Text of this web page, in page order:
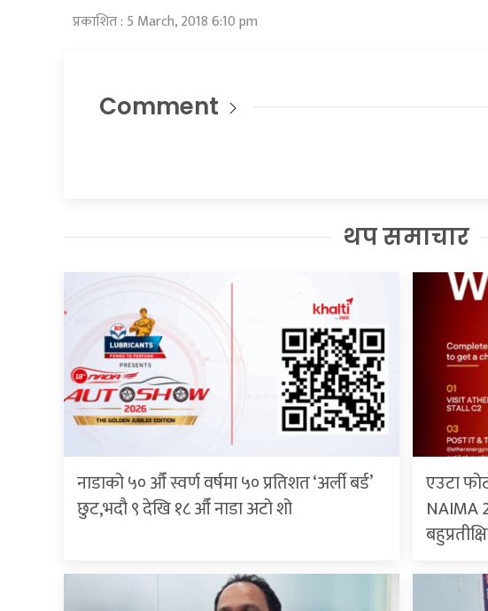
प्रकाशित : 5 March, 2018 6:10 pm
Comment
थप समाचार
नाडाको ५० औँ स्वर्ण वर्षमा ५० प्रतिशत ‘अर्ली बर्ड’
छुट,भदौ ९ देखि १८ औँ नाडा अटो शो
एउटा
NAIMA